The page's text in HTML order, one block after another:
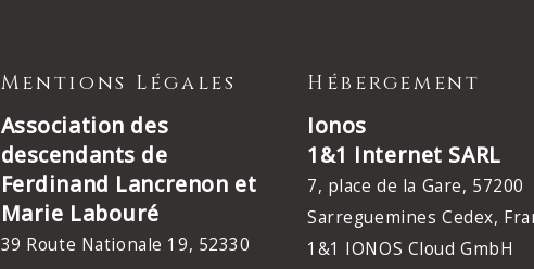
Mentions Légales
Association des
descendants de
Ferdinand Lancrenon et
Marie Labouré
39 Route Nationale 19, 52330
Hébergement
Ionos
1&1 Internet SARL
7, place de la Gare, 57200
Sarreguemines Cedex,
1&1 IONOS Cloud GmbH